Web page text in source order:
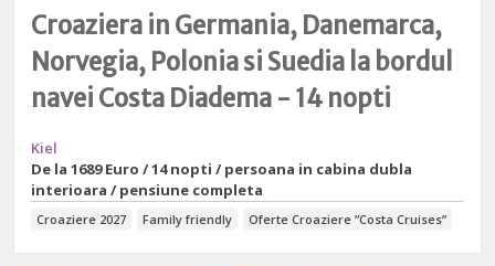
Croaziera in Germania, Danemarca,
Norvegia, Polonia si Suedia la bordul
navei Costa Diadema - 14 nopti
Kiel
De la1689 Euro / 14 nopti / persoana in cabina dubla
interioara / pensiune completa
Croaziere 2027 Family friendly Oferte Croaziere ”Costa Cruises”